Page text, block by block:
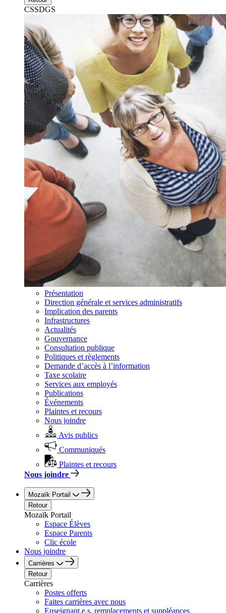
CSSDGS
Présentation
Direction générale et services administratifs
Implication des parents
Infrastructures
Actualités
Gouvernance
Consultation publique
Politiques et règlements
Demande d’accès à l’information
Taxe scolaire
Services aux employés
Publications
Événements
Plaintes et recours
Nous joindre
Avis publics
Communiqués
Plaintes et recours
Nous joindre
Mozaïk Portail
Retour
Mozaïk Portail
Espace Élèves
Espace Parents
Clic école
Nous joindre
Carrières
Retour
Carrières
Postes offerts
Faites carrières avec nous
Enseignant.e.s, remplacements et suppléances